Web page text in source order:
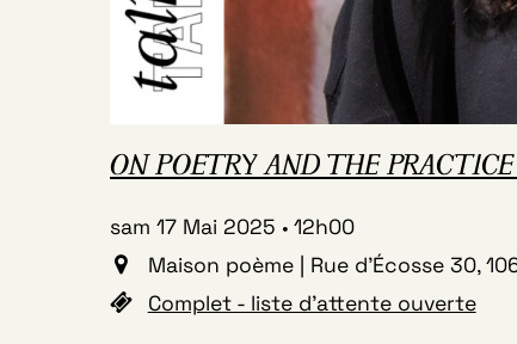
ON POETRY AND THE
sam 17 Mai 2025
12h00
Maison poème | Rue d'Écosse 30,
Complet - liste d'attente ouverte